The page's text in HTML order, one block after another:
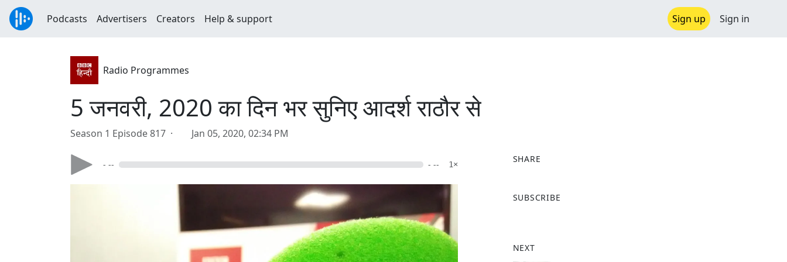
Podcasts Advertisers Creators Help & support Sign up Sign in
Radio Programmes
5 जनवरी, 2020 का दिन भर सुनिए आदर्श राठौर से
Season 1 Episode 817 · Jan 05, 2020, 02:34 PM
- -- - -- 1×
SHARE
a
o
SUBSCRIBE
NEXT